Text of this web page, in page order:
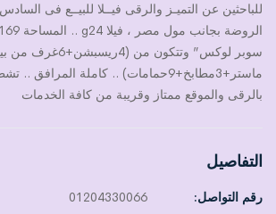
للباحثين عن التميـز والرقى فيــلا للبيــع فى
ماستر+3مطابخ+9حمامات) .. كاملة
بالرقى والموقع ممتاز وقريبة من كافة الخدمات
التفاصيل
رقم التواصل:
01204330066